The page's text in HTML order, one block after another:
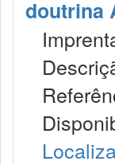
doutrina